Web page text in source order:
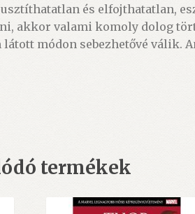
és elfojthatatlan,
akkor valami komoly dolog
módon sebezhetővé válik.
termékek